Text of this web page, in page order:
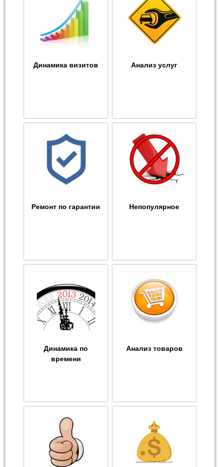
Динамика визитов Анализ услуг
Ремонт по гарантии Непопулярное
Динамика по
времени
Анализ товаров